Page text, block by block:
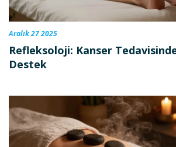
Aralık 27 2025
Refleksoloji: Kanser
Destek